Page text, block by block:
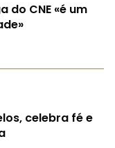
do CNE «é um
celebra fé e